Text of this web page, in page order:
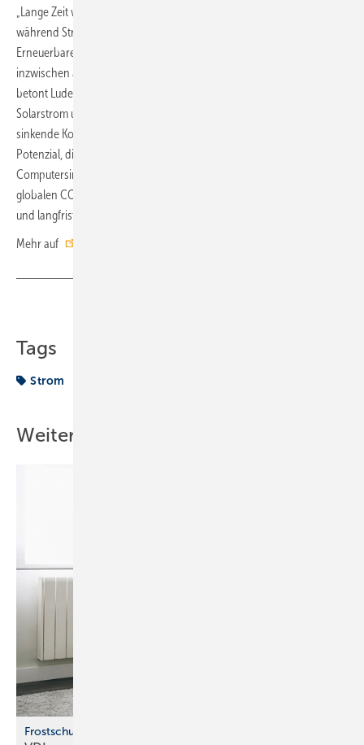
„Lange Zeit waren fossile Brennstoffe billig und leicht ­zugänglich,
während Strom der kostbarere und teurere Energieträger war.
Erneuerbare Energien, insbesondere die ­Photovoltaik, sind
inzwischen aber in atemberaubendem T­empo billiger geworden“,
betont Luderer. Allein in den letzten zehn Jahren seien die Preise für
Solarstrom um 85 Prozent gefallen, und für die Zukunft sind weiter
sinkende Kosten zu erwarten, sagt Luderer. „Diese Entwicklung hat das
Potenzial, die Energiesysteme grundlegend zu revolutionieren. Unsere
Computersimulationen zeigen, dass Strom in Verbindung mit einer
globalen CO2-Bepreisung bis 2050 zur billigsten Energieform werden
und langfristig bis zu drei Viertel des ­gesamten ­Bedarfs decken kann.“
Mehr auf
Tags
Strom
Weitere Inhalte
Frostschutz für Wasserleitungen